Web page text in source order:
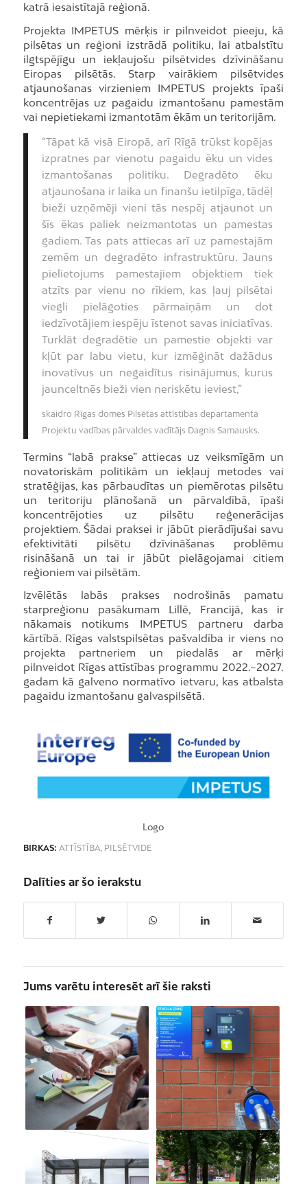
katrā iesaistītajā reģionā.
Projekta IMPETUS mērķis ir pilnveidot pieeju, kā
pilsētas un reģioni izstrādā politiku, lai atbalstītu
ilgtspējīgu un iekļaujošu pilsētvides dzīvināšanu
Eiropas pilsētās. Starp vairākiem pilsētvides
atjaunošanas virzieniem IMPETUS projekts īpaši
koncentrējas uz pagaidu izmantošanu pamestām
vai nepietiekami izmantotām ēkām un teritorijām.
“Tāpat kā visā Eiropā, arī Rīgā trūkst kopējas
izpratnes par vienotu pagaidu ēku un vides
izmantošanas politiku. Degradēto ēku
atjaunošana ir laika un finanšu ietilpīga, tādēļ
bieži uzņēmēji vieni tās nespēj atjaunot un
šīs ēkas paliek neizmantotas un pamestas
gadiem. Tas pats attiecas arī uz pamestajām
zemēm un degradēto infrastruktūru. Jauns
pielietojums pamestajiem objektiem tiek
atzīts par vienu no rīkiem, kas ļauj pilsētai
viegli pielāgoties pārmaiņām un dot
iedzīvotājiem iespēju īstenot savas iniciatīvas.
Turklāt degradētie un pamestie objekti var
kļūt par labu vietu, kur izmēģināt dažādus
inovatīvus un negaidītus risinājumus, kurus
jaunceltnēs bieži vien neriskētu ieviest,”
skaidro Rīgas domes Pilsētas attīstības departamenta
Projektu vadības pārvaldes vadītājs Dagnis Samausks.
Termins “labā prakse” attiecas uz veiksmīgām un
novatoriskām politikām un iekļauj metodes vai
stratēģijas, kas pārbaudītas un piemērotas pilsētu
un teritoriju plānošanā un pārvaldībā, īpaši
koncentrējoties uz pilsētu reģenerācijas
projektiem. Šādai praksei ir jābūt pierādījušai savu
efektivitāti pilsētu dzīvināšanas problēmu
risināšanā un tai ir jābūt pielāgojamai citiem
reģioniem vai pilsētām.
Izvēlētās labās prakses nodrošinās pamatu
starpreģionu pasākumam Lillē, Francijā, kas ir
nākamais notikums IMPETUS partneru darba
kārtībā. Rīgas valstspilsētas pašvaldība ir viens no
projekta partneriem un piedalās ar mērķi
pilnveidot Rīgas attīstības programmu 2022.–2027.
gadam kā galveno normatīvo ietvaru, kas atbalsta
pagaidu izmantošanu galvaspilsētā.
Logo
BIRKAS: ATTĪSTĪBA, PILSĒTVIDE
Dalīties ar šo ierakstu
Jums varētu interesēt arī šie raksti